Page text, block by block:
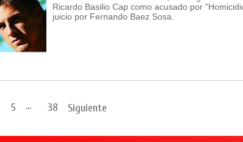
Ricardo Basilio Cap como acusado por
juicio por Fernando Baez Sosa.
5 ... 38 Siguiente